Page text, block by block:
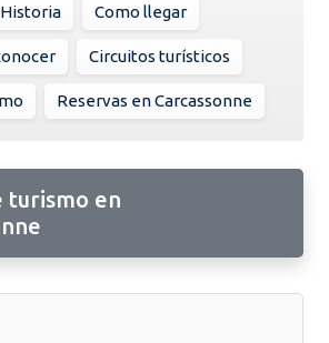
Historia Como llegar
Circuitos turísticos
Reservas en Carcassonne
turismo en